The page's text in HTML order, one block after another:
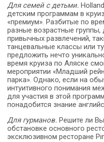
Для семей с детьми.
детским программам в
«премиум». Разбитые по
разные возрастные
привычных развлечений,
танцевальные классы или
предложить нечто
время круиза по Аляске
мероприятии «Младший
парка». Однако, если на
интуитивного понимания
для участия в этой
понадобится знание
Для гурманов. Решите ли
обстановке основного
эксклюзивном ресторане